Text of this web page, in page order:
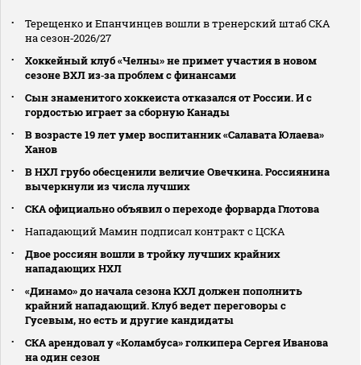
Терещенко и Епанчинцев вошли в тренерский штаб СКА
на сезон‑2026/27
Хоккейный клуб «Челны» не примет участия в новом
сезоне ВХЛ из‑за проблем с финансами
Сын знаменитого хоккеиста отказался от России. И с
гордостью играет за сборную Канады
В возрасте 19 лет умер воспитанник «Салавата Юлаева»
Ханов
В НХЛ грубо обесценили величие Овечкина. Россиянина
вычеркнули из числа лучших
СКА официально объявил о переходе форварда Глотова
Нападающий Мамин подписал контракт с ЦСКА
Двое россиян вошли в тройку лучших крайних
нападающих НХЛ
«Динамо» до начала сезона КХЛ должен пополнить
крайний нападающий. Клуб ведет переговоры с
Гусевым, но есть и другие кандидаты
СКА арендовал у «Коламбуса» голкипера Сергея Иванова
на один сезон